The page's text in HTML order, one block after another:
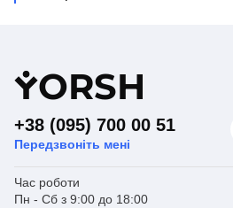
YORSH
+38 (095) 700 00 51
Передзвоніть мені
Час роботи
Пн - Сб з 9:00 до 18:00